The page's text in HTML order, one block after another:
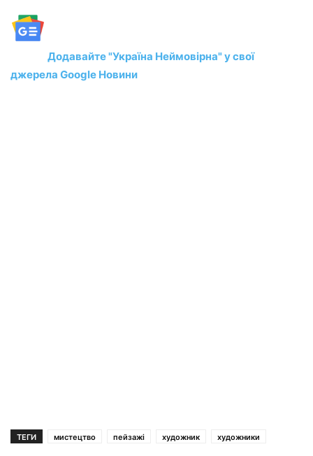
Додавайте "Україна Неймовірна" у свої
джерела Google Новини
ТЕГИ мистецтво пейзажі художник художники